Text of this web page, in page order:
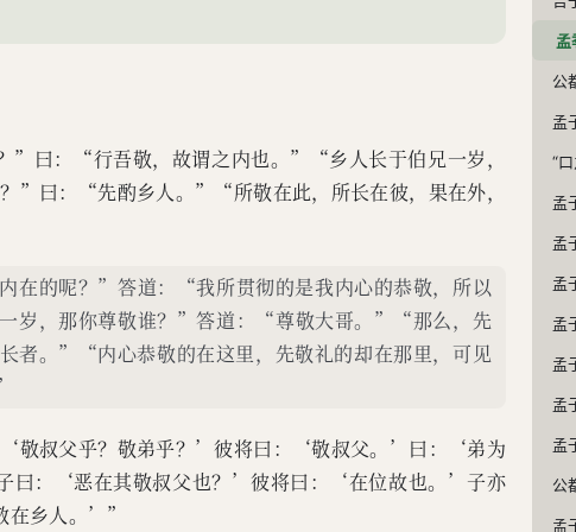
子闻之，曰：“敬叔父则敬，
内也。”公都子曰：“冬日
”曰：“行吾敬，故谓之内也。”“乡人长于伯兄一岁，
曰：“先酌乡人。”“所敬在此，所长在彼，果在外，
在的呢？”答道：“我所贯彻的是我内心的恭敬，所以
岁，那你尊敬谁？”答道：“尊敬大哥。”“那么，先
者。”“内心恭敬的在这里，先敬礼的却在那里，可见
敬叔父乎？敬弟乎？’彼将曰：‘敬叔父。’曰：‘弟为
曰：‘恶在其敬叔父也？’彼将曰：‘在位故也。’子亦
在乡人。’”